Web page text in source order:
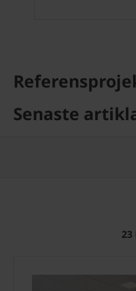
Senaste
23